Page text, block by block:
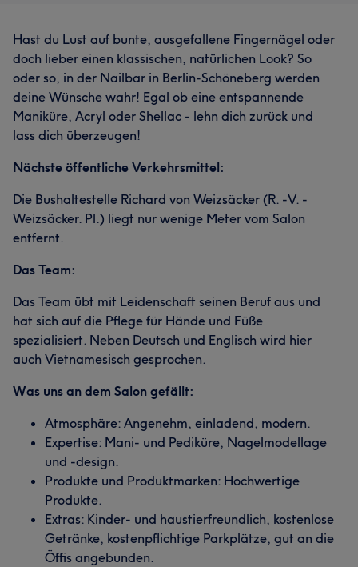
Hast du Lust auf bunte, ausgefallene Fingernägel oder
doch lieber einen klassischen, natürlichen Look? So
oder so, in der Nailbar in Berlin-Schöneberg werden
deine Wünsche wahr! Egal ob eine entspannende
Maniküre, Acryl oder Shellac - lehn dich zurück und
lass dich überzeugen!
Nächste öffentliche Verkehrsmittel:
Die Bushaltestelle Richard von Weizsäcker (R. -V. -
Weizsäcker. Pl.) liegt nur wenige Meter vom Salon
entfernt.
Das Team:
Das Team übt mit Leidenschaft seinen Beruf aus und
hat sich auf die Pflege für Hände und Füße
spezialisiert. Neben Deutsch und Englisch wird hier
auch Vietnamesisch gesprochen.
Was uns an dem Salon gefällt:
Atmosphäre: Angenehm, einladend, modern.
Expertise: Mani- und Pediküre, Nagelmodellage
und -design.
Produkte und Produktmarken: Hochwertige
Produkte.
Extras: Kinder- und haustierfreundlich, kostenlose
Getränke, kostenpflichtige Parkplätze, gut an die
Öffis angebunden.